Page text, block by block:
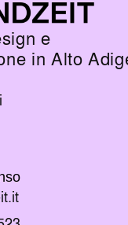
e
in Alto
al indirizzo